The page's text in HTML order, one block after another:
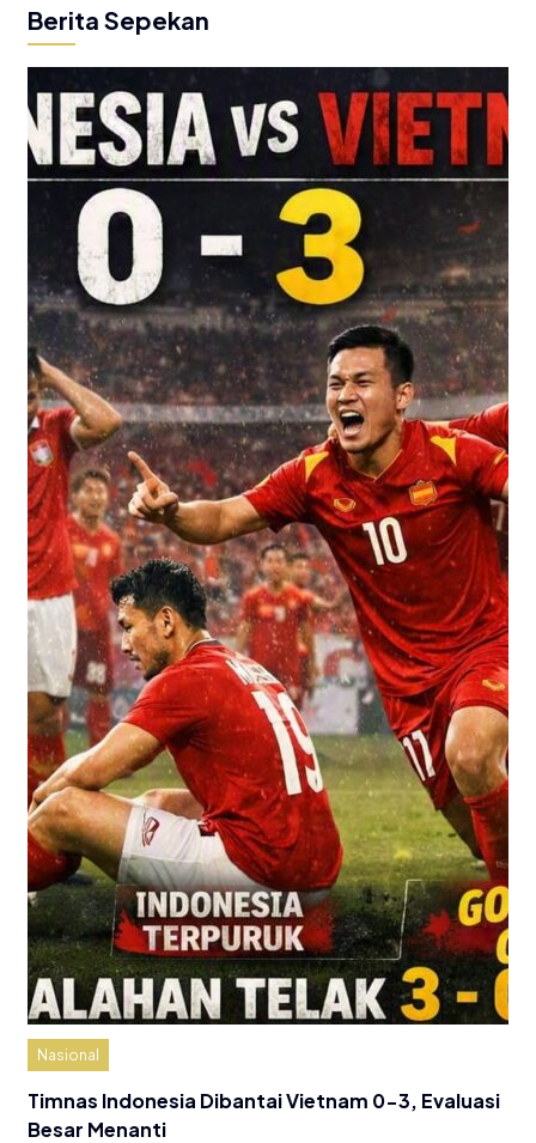
Berita Sepekan
Nasional
Timnas Indonesia Dibantai Vietnam 0-3, Evaluasi
Besar Menanti